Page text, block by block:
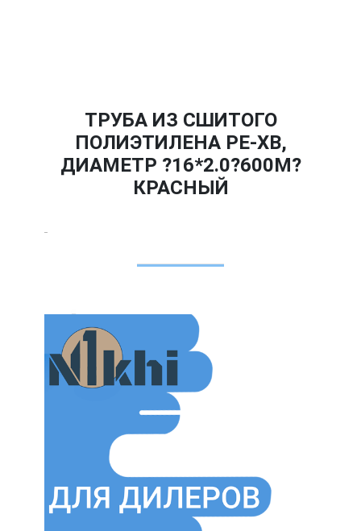
ТРУБА ИЗ СШИТОГО
ПОЛИЭТИЛЕНА PE-XB,
ДИАМЕТР ?16*2.0?600М?
КРАСНЫЙ